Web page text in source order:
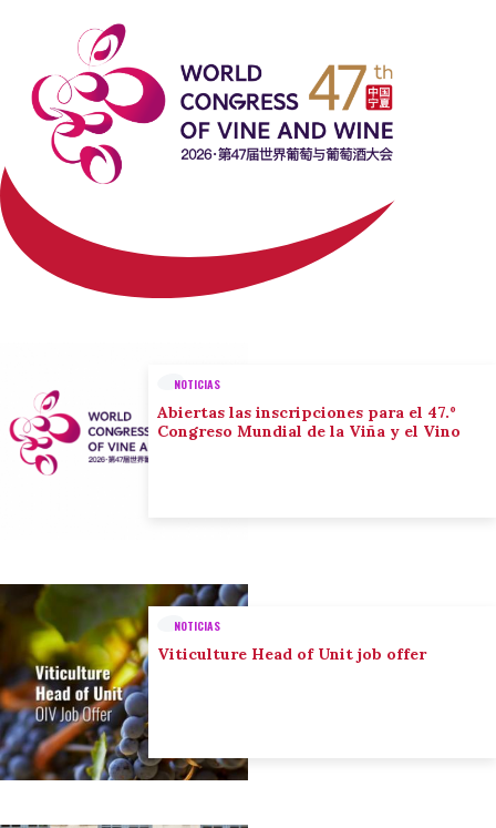
NOTICIAS
Abiertas las inscripciones para el 47.º
Congreso Mundial de la Viña y el Vino
NOTICIAS
Viticulture Head of Unit job offer